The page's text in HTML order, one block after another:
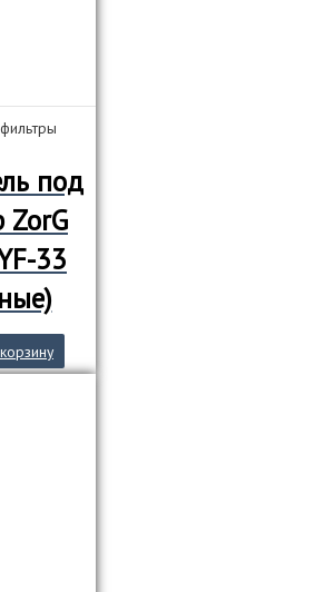
под
ZorG
33